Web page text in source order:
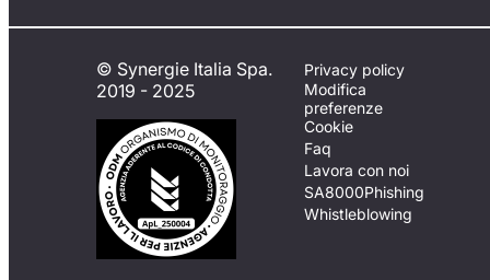
© Synergie Italia Spa.
2019 - 2025
Privacy policy
Modifica
preferenze
Cookie
Faq
Lavora con noi
SA8000Phishing
Whistleblowing